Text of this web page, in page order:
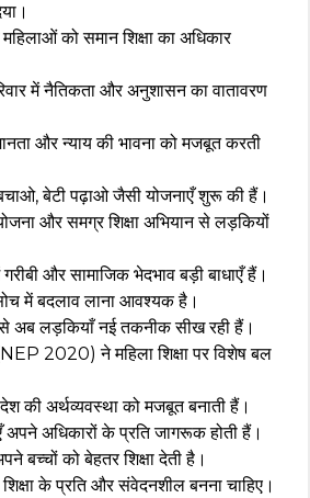
को समान शिक्षा का अधिकार
में नैतिकता और अनुशासन का वातावरण
और न्याय की भावना को मजबूत करती
बेटी पढ़ाओ जैसी योजनाएँ शुरू की हैं।
और समग्र शिक्षा अभियान से लड़कियों
गरीबी और सामाजिक भेदभाव बड़ी बाधाएँ हैं।
में बदलाव लाना आवश्यक है।
से अब लड़कियाँ नई तकनीक सीख रही हैं।
(NEP 2020) ने महिला शिक्षा पर विशेष बल
देश की अर्थव्यवस्था को मजबूत बनाती हैं।
अपने अधिकारों के प्रति जागरूक होती हैं।
बच्चों को बेहतर शिक्षा देती है।
के प्रति और संवेदनशील बनना चाहिए।